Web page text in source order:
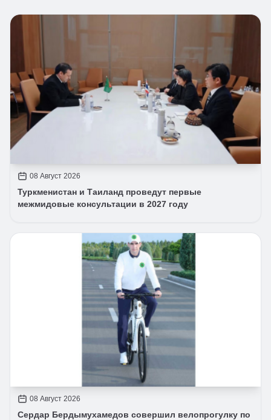
08 Август 2026
Туркменистан и Таиланд проведут первые
межмидовые консультации в 2027 году
08 Август 2026
Сердар Бердымухамедов совершил велопрогулку по